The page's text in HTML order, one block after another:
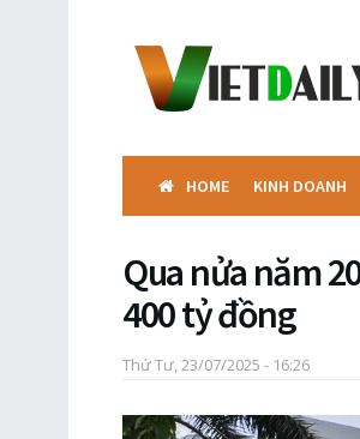
HOME KINH DOANH
Qua nửa năm
400 tỷ đồng
Thứ Tư, 23/07/2025 - 16:26